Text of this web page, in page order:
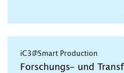
iC3@Smart Production
Forschungs- und